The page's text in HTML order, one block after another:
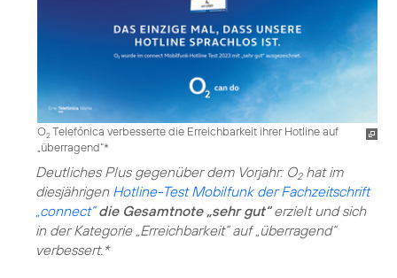
O2Telefónica verbesserte die Erreichbarkeit ihrer Hotline auf
„überragend“*
Deutliches Plus gegenüber dem Vorjahr: O2hat im
diesjährigen Hotline-Test Mobilfunk der Fachzeitschrift
„connect“ die Gesamtnote „sehr gut“erzielt und sich
in der Kategorie „Erreichbarkeit“ auf „überragend“
verbessert.*